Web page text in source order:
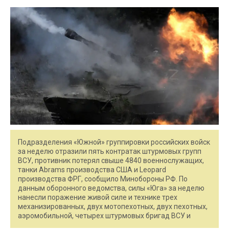
Подразделения «Южной» группировки российских войск
за неделю отразили пять контратак штурмовых групп
ВСУ, противник потерял свыше 4840 военнослужащих,
танки Abrams производства США и Leopard
производства ФРГ, сообщило Минобороны РФ. По
данным оборонного ведомства, силы «Юга» за неделю
нанесли поражение живой силе и технике трех
механизированных, двух мотопехотных, двух пехотных,
аэромобильной, четырех штурмовых бригад ВСУ и